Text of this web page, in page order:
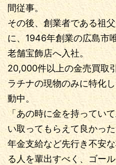
間従事。
その後、創業者である祖
に、1946年創業の広島市
老舗宝飾店へ入社。
20,000件以上の金売買取
ラチナの現物のみに特化
動中。
「あの時に金を持ってい
い取ってもらえて良かっ
年金支給など先行き不安
る人を輩出すべく、ゴー